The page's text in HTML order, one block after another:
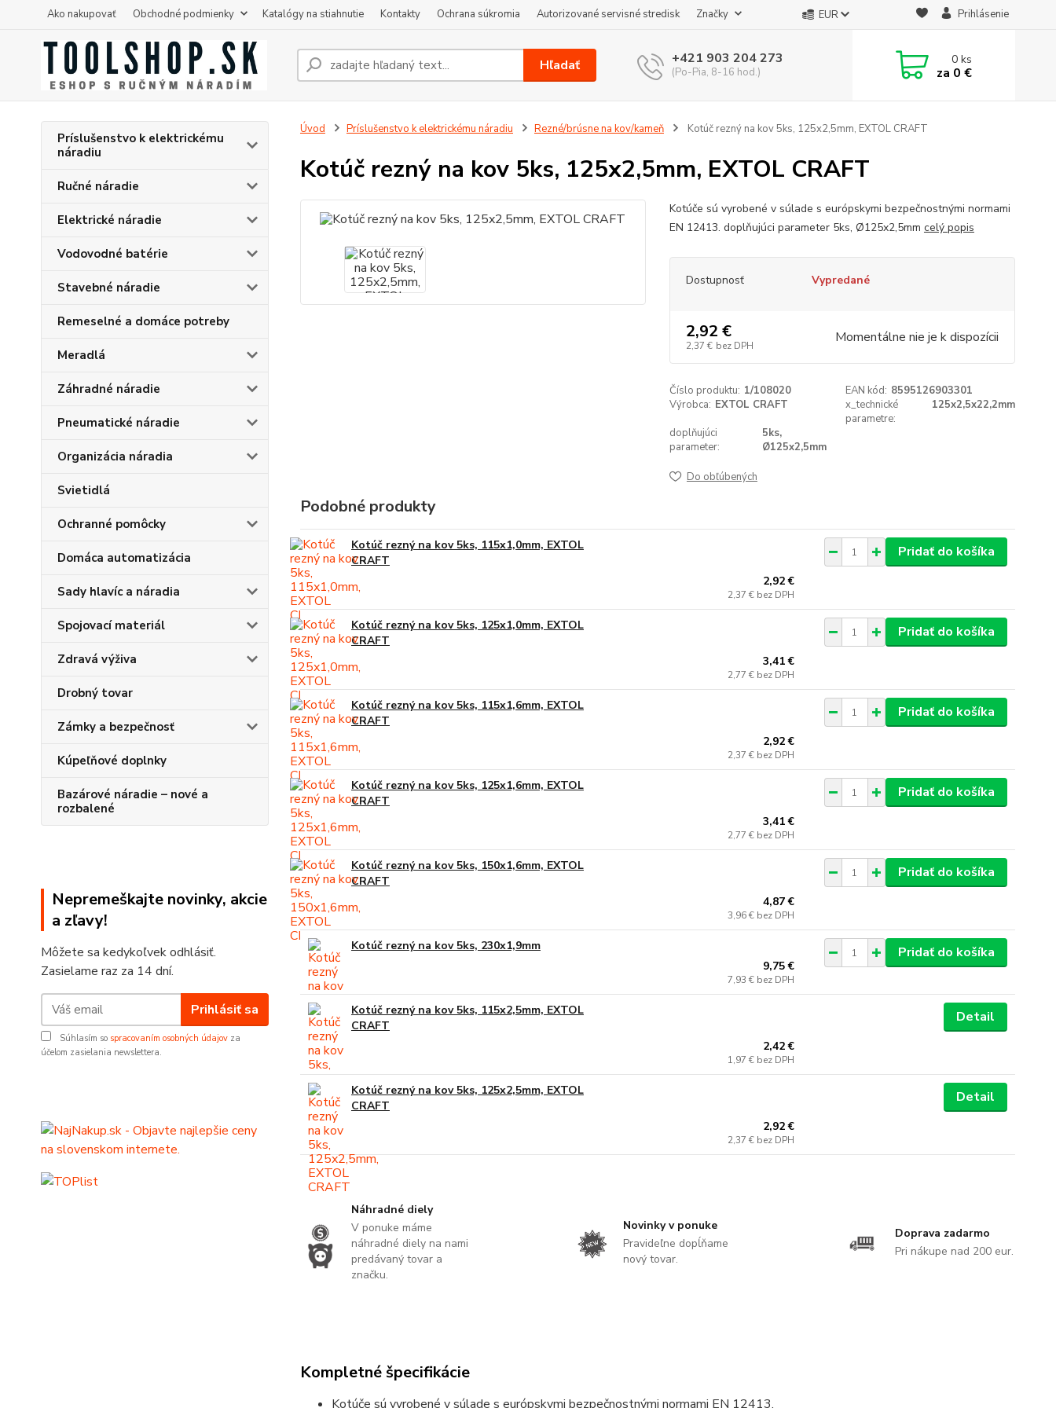
Ako nakupovať Obchodné podmienky Katalógy na stiahnutie Kontakty Ochrana súkromia Autorizované servisné stredisk Značky EUR Prihlásenie
Hľadať +421 903 204 273
(Po-Pia, 8-16 hod.)
0ks
za 0 €
Príslušenstvo k elektrickému
náradiu
Ručné náradie
Elektrické náradie
Vodovodné batérie
Stavebné náradie
Remeselné a domáce potreby
Meradlá
Záhradné náradie
Pneumatické náradie
Organizácia náradia
Svietidlá
Ochranné pomôcky
Domáca automatizácia
Sady hlavíc a náradia
Spojovací materiál
Zdravá výživa
Drobný tovar
Zámky a bezpečnosť
Kúpeľňové doplnky
Bazárové náradie – nové a
rozbalené
Nepremeškajte novinky, akcie
a zľavy!
Môžete sa kedykoľvek odhlásiť.
Zasielame raz za 14 dní.
Prihlásiť sa
Súhlasím so spracovaním osobných údajov za
účelom zasielania newslettera.
Úvod Príslušenstvo k elektrickému náradiu Rezné/brúsne na kov/kameň Kotúč rezný na kov 5ks, 125x2,5mm, EXTOL CRAFT
Kotúč rezný na kov 5ks, 125x2,5mm, EXTOL CRAFT
Kotúče sú vyrobené v súlade s európskymi bezpečnostnými normami
EN 12413. doplňujúci parameter 5ks, Ø125x2,5mm celý popis
Dostupnosť Vypredané
2,92 €
2,37 € bez DPH Momentálne nie je k dispozícii
Číslo produktu: 1/108020 EAN kód: 8595126903301
Výrobca: EXTOL CRAFT
x_technické
parametre:
125x2,5x22,2mm
doplňujúci
parameter:
5ks,
Ø125x2,5mm
Do obľúbených
Podobné produkty
Kotúč rezný na kov 5ks, 115x1,0mm, EXTOL
CRAFT
2,92 €
2,37 € bez DPH
Pridať do košíka
Kotúč rezný na kov 5ks, 125x1,0mm, EXTOL
CRAFT
3,41 €
2,77 € bez DPH
Pridať do košíka
Kotúč rezný na kov 5ks, 115x1,6mm, EXTOL
CRAFT
2,92 €
2,37 € bez DPH
Pridať do košíka
Kotúč rezný na kov 5ks, 125x1,6mm, EXTOL
CRAFT
3,41 €
2,77 € bez DPH
Pridať do košíka
Kotúč rezný na kov 5ks, 150x1,6mm, EXTOL
CRAFT
4,87 €
3,96 € bez DPH
Pridať do košíka
Kotúč rezný na kov 5ks, 230x1,9mm
9,75 €
7,93 € bez DPH
Pridať do košíka
Kotúč rezný na kov 5ks, 115x2,5mm, EXTOL
CRAFT
2,42 €
1,97 € bez DPH
Detail
Kotúč rezný na kov 5ks, 125x2,5mm, EXTOL
CRAFT
2,92 €
2,37 € bez DPH
Detail
Náhradné diely
V ponuke máme
náhradné diely na nami
predávaný tovar a
značku.
Novinky v ponuke
Pravideľne dopĺňame
nový tovar.
Doprava zadarmo
Pri nákupe nad 200 eur.
Kompletné špecifikácie
Kotúče sú vyrobené v súlade s európskymi bezpečnostnými normami EN 12413.